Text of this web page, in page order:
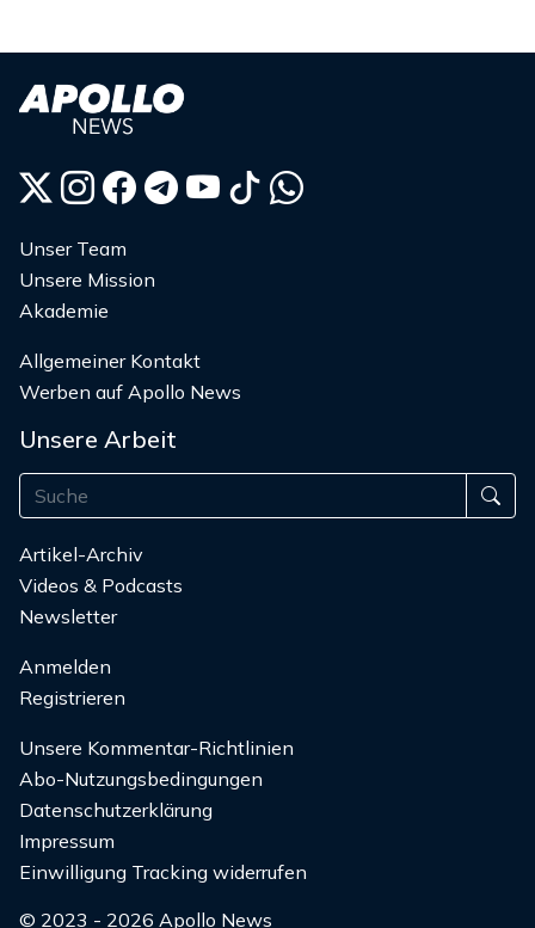
Unser Team
Unsere Mission
Akademie
Allgemeiner Kontakt
Werben auf Apollo News
Unsere Arbeit
Artikel-Archiv
Videos & Podcasts
Newsletter
Anmelden
Registrieren
Unsere Kommentar-Richtlinien
Abo-Nutzungsbedingungen
Datenschutzerklärung
Impressum
Einwilligung Tracking widerrufen
© 2023 - 2026 Apollo News